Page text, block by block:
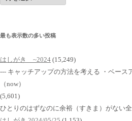
ブ
最も表示数の多い投稿
はしがき ~2024 (15,249)
--- キャッチアップの方法を考える ・ベース
（now）
(5,601)
ひとりのはずなのに余裕（すきま）がない全